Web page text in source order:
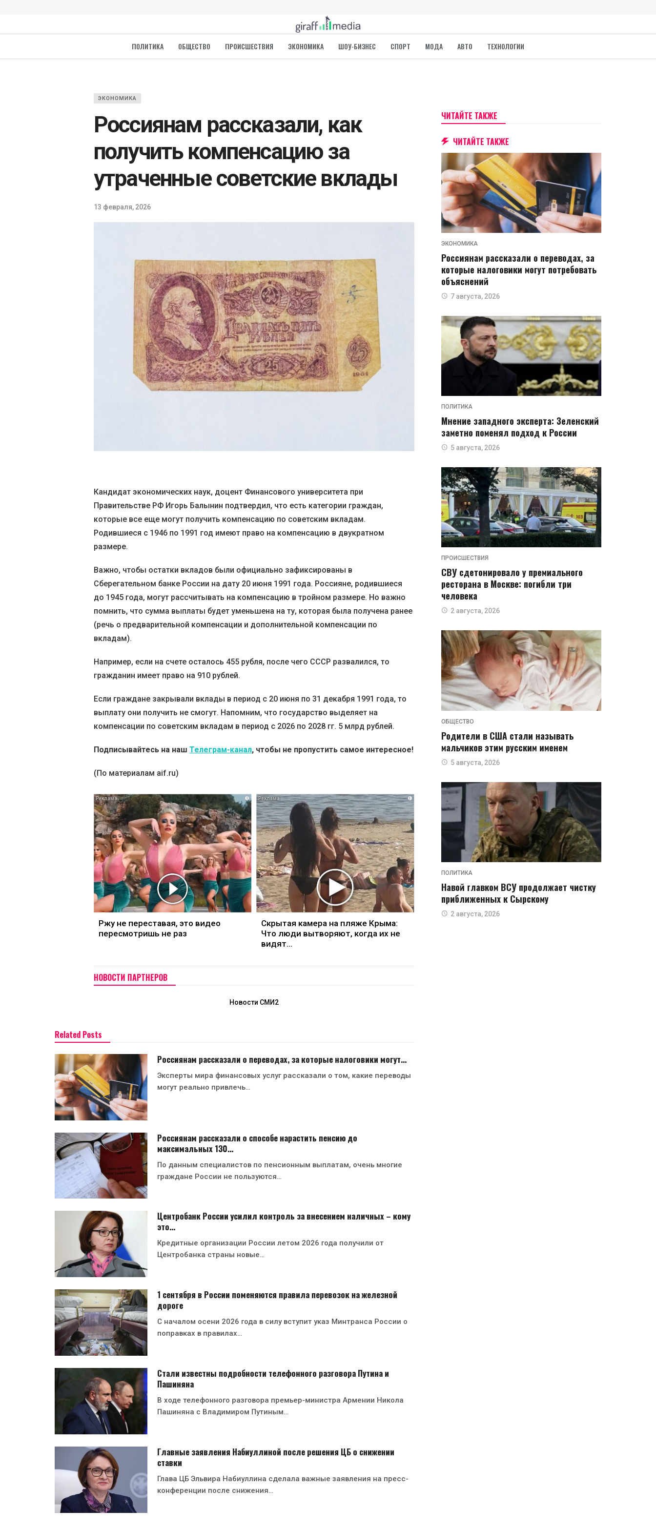
ПОЛИТИКА ОБЩЕСТВО ПРОИСШЕСТВИЯ ЭКОНОМИКА ШОУ-БИЗНЕС СПОРТ МОДА АВТО ТЕХНОЛОГИИ
ЭКОНОМИКА
Россиянам рассказали, как
получить компенсацию за
утраченные советские вклады
13 февраля, 2026
Кандидат экономических наук, доцент Финансового университета при
Правительстве РФ Игорь Балынин подтвердил, что есть категории граждан,
которые все еще могут получить компенсацию по советским вкладам.
Родившиеся с 1946 по 1991 год имеют право на компенсацию в двукратном
размере.
Важно, чтобы остатки вкладов были официально зафиксированы в
Сберегательном банке России на дату 20 июня 1991 года. Россияне, родившиеся
до 1945 года, могут рассчитывать на компенсацию в тройном размере. Но важно
помнить, что сумма выплаты будет уменьшена на ту, которая была получена ранее
(речь о предварительной компенсации и дополнительной компенсации по
вкладам).
Например, если на счете осталось 455 рубля, после чего СССР развалился, то
гражданин имеет право на 910 рублей.
Если граждане закрывали вклады в период с 20 июня по 31 декабря 1991 года, то
выплату они получить не смогут. Напомним, что государство выделяет на
компенсации по советским вкладам в период с 2026 по 2028 гг. 5 млрд рублей.
Подписывайтесь на наш Телеграм-канал, чтобы не пропустить самое интересное!
(По материалам aif.ru)
i
Ржу не переставая, это видео
пересмотришь не раз
i
Скрытая камера на пляже Крыма:
Что люди вытворяют, когда их не
видят...
НОВОСТИ ПАРТНЕРОВ
Новости СМИ2
Related Posts
Россиянам рассказали о переводах, за которые налоговики могут…
Эксперты мира финансовых услуг рассказали о том, какие переводы
могут реально привлечь…
Россиянам рассказали о способе нарастить пенсию до
максимальных 130…
По данным специалистов по пенсионным выплатам, очень многие
граждане России не пользуются…
Центробанк России усилил контроль за внесением наличных – кому
это…
Кредитные организации России летом 2026 года получили от
Центробанка страны новые…
1 сентября в России поменяются правила перевозок на железной
дороге
С началом осени 2026 года в силу вступит указ Минтранса России о
поправках в правилах…
Стали известны подробности телефонного разговора Путина и
Пашиняна
В ходе телефонного разговора премьер-министра Армении Никола
Пашиняна с Владимиром Путиным…
Главные заявления Набиуллиной после решения ЦБ о снижении
ставки
Глава ЦБ Эльвира Набиуллина сделала важные заявления на пресс-
конференции после снижения…
ЧИТАЙТЕ ТАКЖЕ
ЧИТАЙТЕ ТАКЖЕ
ЭКОНОМИКА
Россиянам рассказали о переводах, за
которые налоговики могут потребовать
объяснений
7 августа, 2026
ПОЛИТИКА
Мнение западного эксперта: Зеленский
заметно поменял подход к России
5 августа, 2026
ПРОИСШЕСТВИЯ
СВУ сдетонировало у премиального
ресторана в Москве: погибли три
человека
2 августа, 2026
ОБЩЕСТВО
Родители в США стали называть
мальчиков этим русским именем
5 августа, 2026
ПОЛИТИКА
Навой главком ВСУ продолжает чистку
приближенных к Сырскому
2 августа, 2026